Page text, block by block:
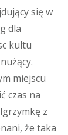
się w
dla
kultu
miejscu
czas na
z
że taka